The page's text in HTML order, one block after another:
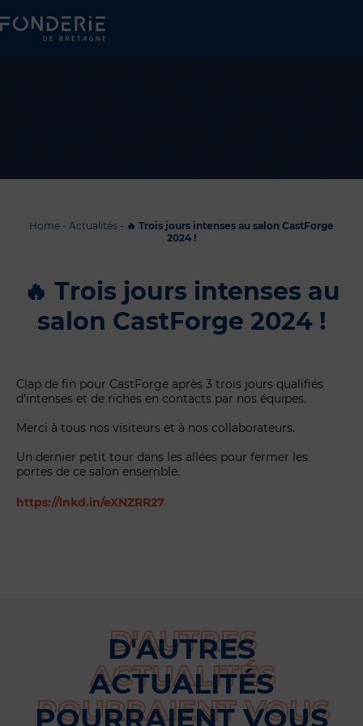
Home - Actualités - 🔥 Trois jours intenses au salon CastForge
2024 !
🔥 Trois jours intenses au
salon CastForge 2024 !
Clap de fin pour CastForge après 3 trois jours qualifiés
d’intenses et de riches en contacts par nos équipes.
Merci à tous nos visiteurs et à nos collaborateurs.
Un dernier petit tour dans les allées pour fermer les
portes de ce salon ensemble.
https://lnkd.in/eXNZRR27
D'AUTRES
ACTUALITÉS
POURRAIENT VOUS